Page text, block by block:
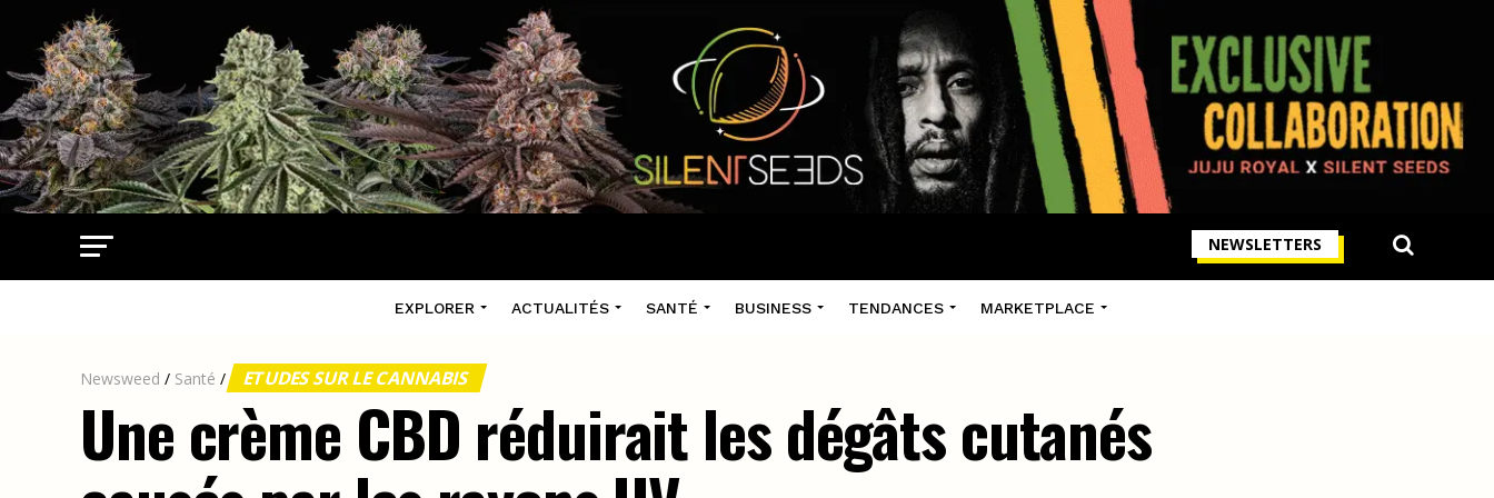
NEWSLETTERS
EXPLORER ACTUALITÉS SANTÉ BUSINESS TENDANCES MARKETPLACE
Newsweed / Santé / ETUDES SUR LE CANNABIS
Une crème CBD réduirait les dégâts cutanés